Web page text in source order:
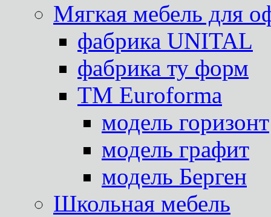
Мягкая мебель для
фабрика UNITAL
фабрика ту форм
TM Euroforma
модель горизонт
модель графит
модель Берген
Школьная мебель